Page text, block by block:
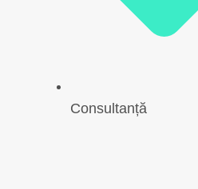
Consultanță